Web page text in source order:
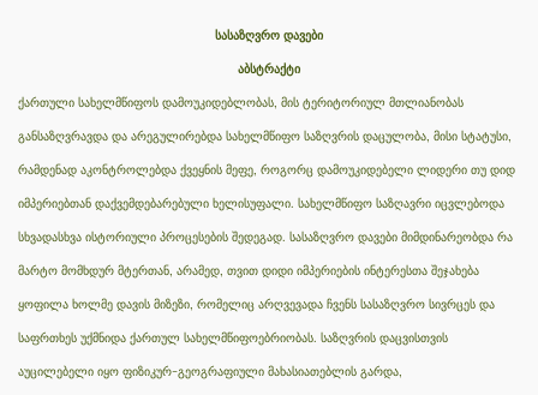
სასაზღვრო დავები
აბსტრაქტი
ქართული სახელმწიფოს დამოუკიდებლობას, მის ტერიტორიულ მთლიანობას
განსაზღვრავდა და არეგულირებდა სახელმწიფო საზღვრის დაცულობა, მისი სტატუსი,
რამდენად აკონტროლებდა ქვეყნის მეფე, როგორც დამოუკიდებელი ლიდერი თუ დიდ
იმპერიებთან დაქვემდებარებული ხელისუფალი. სახელმწიფო საზღავრი იცვლებოდა
სხვადასხვა ისტორიული პროცესების შედეგად. სასაზღვრო დავები მიმდინარეობდა რა
მარტო მომხდურ მტერთან, არამედ, თვით დიდი იმპერიების ინტერესთა შეჯახება
ყოფილა ხოლმე დავის მიზეზი, რომელიც არღვევადა ჩვენს სასაზღვრო სივრცეს და
საფრთხეს უქმნიდა ქართულ სახელმწიფოებრიობას. საზღვრის დაცვისთვის
აუცილებელი იყო ფიზიკურ-გეოგრაფიული მახასიათებლის გარდა,